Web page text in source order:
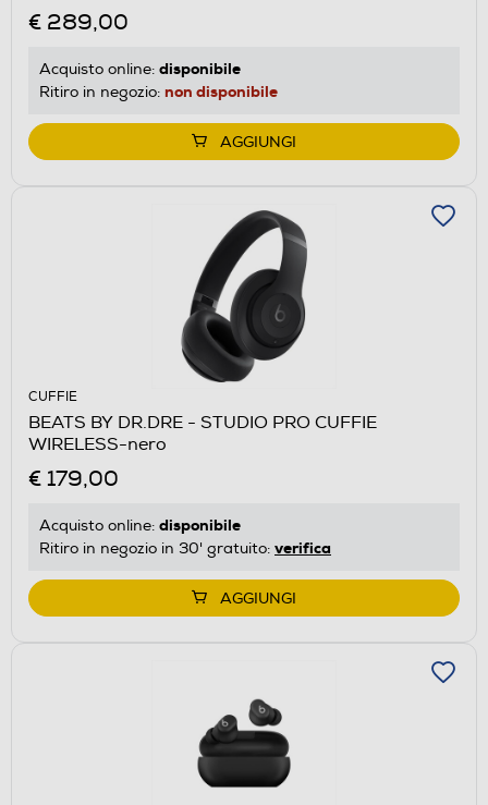
€ 289,00
Acquisto online: disponibile
Ritiro in negozio: non disponibile
AGGIUNGI
CUFFIE
BEATS BY DR.DRE - STUDIO PRO CUFFIE
WIRELESS-nero
€ 179,00
Acquisto online: disponibile
Ritiro in negozio in 30' gratuito: verifica
AGGIUNGI